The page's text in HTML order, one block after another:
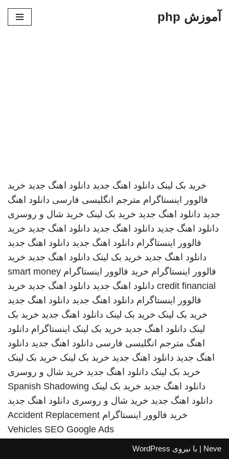
آموزش php
خرید بک لینک دانلود اهنگ جدید دانلود اهنگ جدید خرید
فالوور اینستاگرام مترجم انگلیسی فارسی دانلود اهنگ
جدید دانلود اهنگ جدید خرید بک لینک خرید شال و روسری
دانلود اهنگ جدید دانلود اهنگ جدید دانلود اهنگ جدید خرید
فالوور اینستاگرام دانلود اهنگ جدید دانلود اهنگ جدید
دانلود اهنگ جدید خرید بک لینک دانلود اهنگ جدید خرید
فالوور اینستاگرام خرید فالوور اینستاگرام smart money
credit financial دانلود اهنگ جدید دانلود اهنگ جدید خرید
فالوور اینستاگرام دانلود اهنگ جدید دانلود اهنگ جدید
خرید بک لینک خرید بک لینک دانلود اهنگ جدید خرید بک
لینک دانلود اهنگ جدید خرید بک لینک اینستاگرام دانلود
اهنگ مترجم انگلیسی فارسی دانلود اهنگ جدید دانلود
اهنگ جدید دانلود اهنگ جدید خرید بک لینک خرید بک لینک
خرید بک لینک دانلود اهنگ جدید خرید شال و روسری
دانلود اهنگ جدید خرید بک لینک Spanish Shadowing
دانلود اهنگ جدید خرید شال و روسری دانلود اهنگ جدید
خرید فالوور اینستاگرام Accident Replacement
Vehicles SEO Google Ads
Neve | با نیروی WordPress